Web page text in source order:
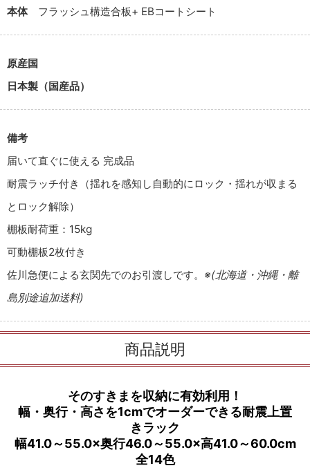
本体フラッシュ構造合板+ EBコートシート
原産国
日本製（国産品）
備考
届いて直ぐに使える 完成品
耐震ラッチ付き（揺れを感知し自動的にロック・揺れが収まる
とロック解除）
棚板耐荷重：15kg
可動棚板2枚付き
佐川急便による玄関先でのお引渡しです。 ※(北海道・沖縄・離
島別途追加送料)
商品説明
そのすきまを収納に有効利用！
幅・奥行・高さを1cmでオーダーできる耐震上置
きラック
幅41.0～55.0×奥行46.0～55.0×高41.0～60.0cm
全14色